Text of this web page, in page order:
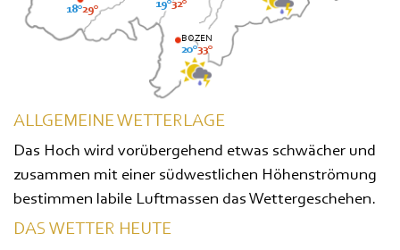
18°29° 19°32°
BOZEN
20°33°
ALLGEMEINE WETTERLAGE
Das Hoch wird vorübergehend etwas schwächer und
zusammen mit einer südwestlichen Höhenströmung
bestimmen labile Luftmassen das Wettergeschehen.
DAS WETTER HEUTE